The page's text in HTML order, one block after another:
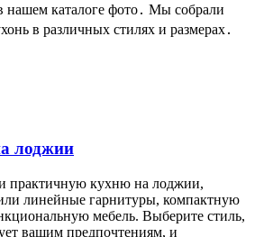
нашем каталоге фото․ Мы собрали
в различных стилях и размерах․
лоджии
практичную кухню на лоджии,
линейные гарнитуры, компактную
мебель. Выберите стиль,
вашим предпочтениям, и